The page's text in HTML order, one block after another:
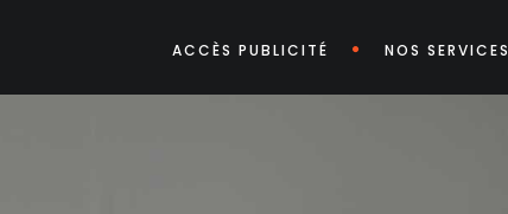
ACCÈS PUBLICITÉ NOS SERVICES